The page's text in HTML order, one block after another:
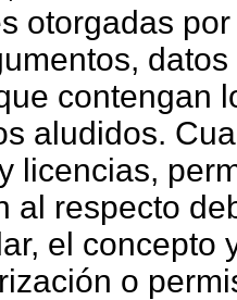
otorgadas
contengan
aludidos.
licencias,
al respecto
el concepto
o